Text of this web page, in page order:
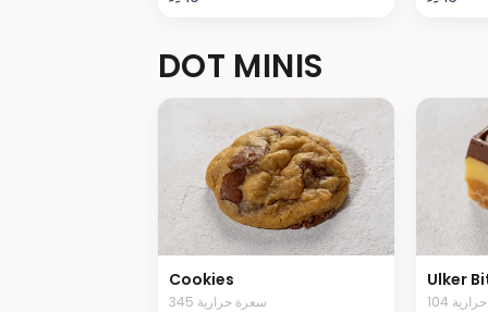
DOT MINIS
Cookies
345 سعرة حرارية
Ulker
حرارية